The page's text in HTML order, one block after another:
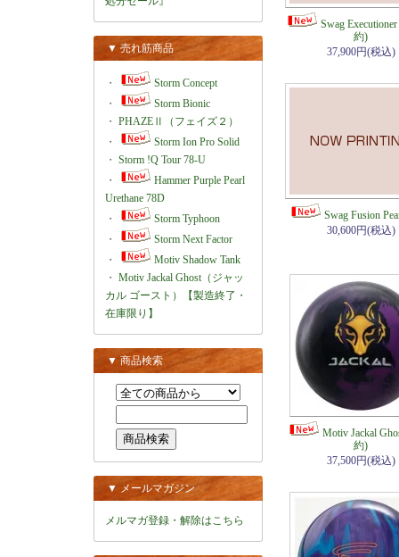
▼ 売れ筋商品
・
Storm Concept
・
Storm Bionic
・ PHAZEⅡ（フェイズ２）
・
Storm Ion Pro Solid
・ Storm !Q Tour 78-U
・
Hammer Purple Pearl
Urethane 78D
・
Storm Typhoon
・
Storm Next Factor
・
Motiv Shadow Tank
・ Motiv Jackal Ghost（ジャッ
カル ゴースト）【製造終了・
在庫限り】
▼ 商品検索
▼ メールマガジン
メルマガ登録・解除はこちら
Swag
約)
37,900円(税込)
Swag Fusion
30,600円(税込)
Motiv Jackal
約)
37,500円(税込)